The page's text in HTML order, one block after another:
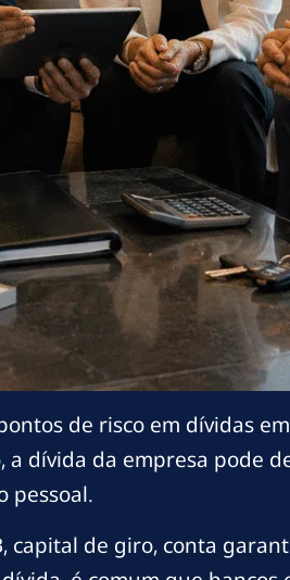
de risco em dívidas
dívida da empresa pode
pessoal.
capital de giro, conta